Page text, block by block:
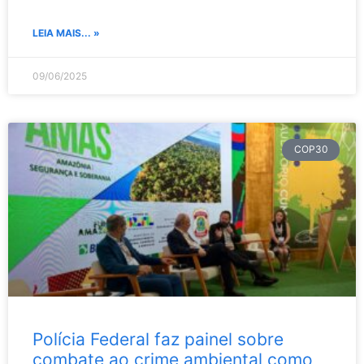
LEIA MAIS... »
09/06/2025
COP30
Polícia Federal faz painel sobre
combate ao crime ambiental como